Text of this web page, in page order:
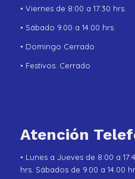
• Viernes de 8:00 a 17:30 hrs.
• Sábado 9.00 a 14.00 hrs.
• Domingo Cerrado
• Festivos: Cerrado
Atención
• Lunes a Jueves de 8:00 a
hrs. Sábados de 9.00 a 14.00